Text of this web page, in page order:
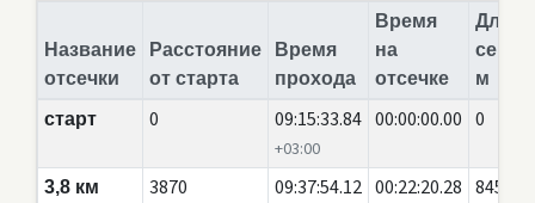
Название
отсечки
Расстояние
от старта
Время
прохода
Время
на
отсечке
Длина
м
старт
0 09:15:33.84
+03:00
00:00:00.00 0
3,8 км 3870 09:37:54.12 00:22:20.28 845